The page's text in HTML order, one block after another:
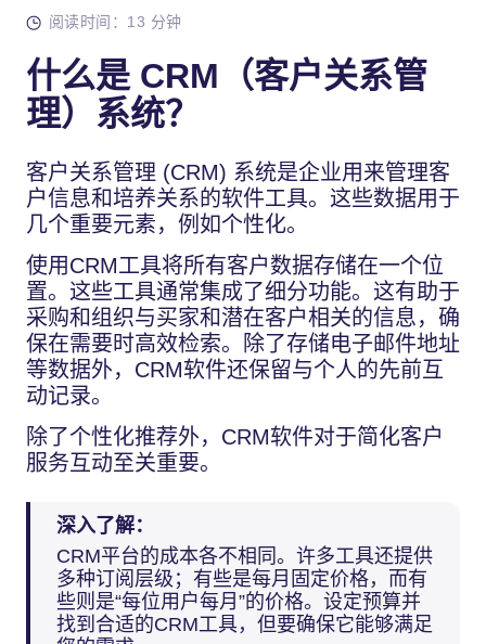
阅读时间：13 分钟
什么是 CRM（客户关系管
理）系统？
客户关系管理 (CRM) 系统是企业用来管理客
户信息和培养关系的软件工具。这些数据用于
几个重要元素，例如个性化。
使用CRM工具将所有客户数据存储在一个位
置。这些工具通常集成了细分功能。这有助于
采购和组织与买家和潜在客户相关的信息，确
保在需要时高效检索。除了存储电子邮件地址
等数据外，CRM软件还保留与个人的先前互
动记录。
除了个性化推荐外，CRM软件对于简化客户
服务互动至关重要。
深入了解：
CRM平台的成本各不相同。许多工具还提供
多种订阅层级；有些是每月固定价格，而有
些则是“每位用户每月”的价格。设定预算并
找到合适的CRM工具，但要确保它能够满足